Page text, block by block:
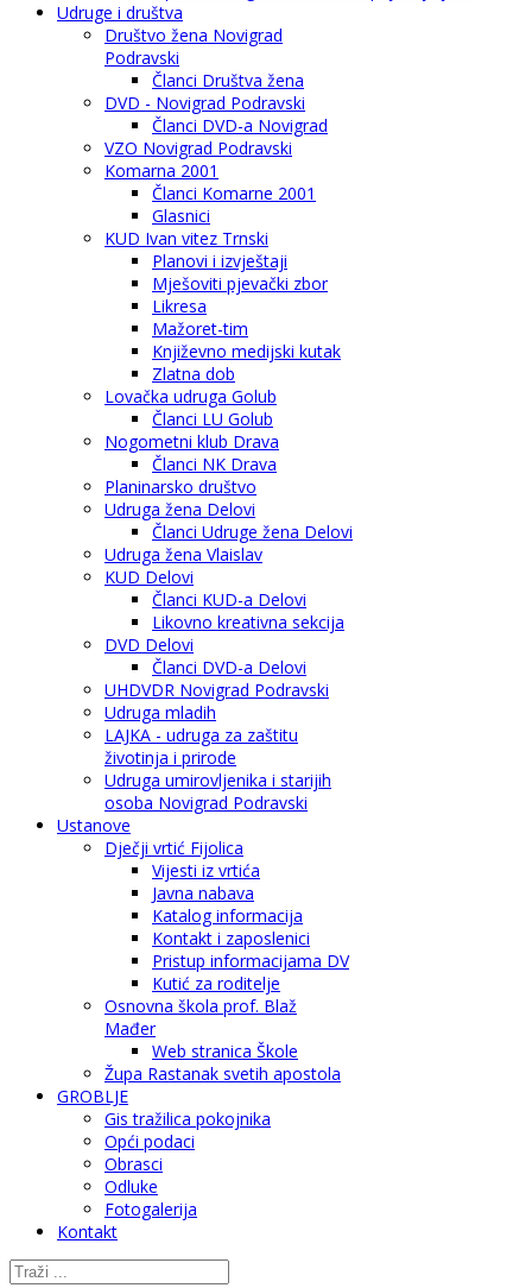
Udruge i društva
Društvo žena Novigrad
Podravski
Članci Društva žena
DVD - Novigrad Podravski
Članci DVD-a Novigrad
VZO Novigrad Podravski
Komarna 2001
Članci Komarne 2001
Glasnici
KUD Ivan vitez Trnski
Planovi i izvještaji
Mješoviti pjevački zbor
Likresa
Mažoret-tim
Književno medijski kutak
Zlatna dob
Lovačka udruga Golub
Članci LU Golub
Nogometni klub Drava
Članci NK Drava
Planinarsko društvo
Udruga žena Delovi
Članci Udruge žena Delovi
Udruga žena Vlaislav
KUD Delovi
Članci KUD-a Delovi
Likovno kreativna sekcija
DVD Delovi
Članci DVD-a Delovi
UHDVDR Novigrad Podravski
Udruga mladih
LAJKA - udruga za zaštitu
životinja i prirode
Udruga umirovljenika i starijih
osoba Novigrad Podravski
Ustanove
Dječji vrtić Fijolica
Vijesti iz vrtića
Javna nabava
Katalog informacija
Kontakt i zaposlenici
Pristup informacijama DV
Kutić za roditelje
Osnovna škola prof. Blaž
Mađer
Web stranica Škole
Župa Rastanak svetih apostola
GROBLJE
Gis tražilica pokojnika
Opći podaci
Obrasci
Odluke
Fotogalerija
Kontakt